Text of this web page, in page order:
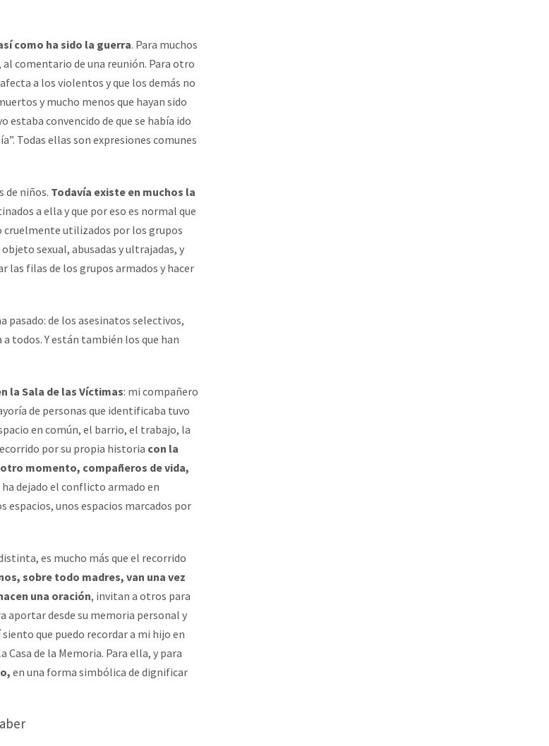
como ha sido la guerra. Para muchos
comentario de una reunión. Para otro
a los violentos y que los demás no
y mucho menos que hayan sido
estaba convencido de que se había ido
Todas ellas son expresiones comunes
de niños. Todavía existe en muchos la
a ella y que por eso es normal que
cruelmente utilizados por los grupos
sexual, abusadas y ultrajadas, y
filas de los grupos armados y hacer
pasado: de los asesinatos selectivos,
todos. Y están también los que han
la Sala de las Víctimas: mi compañero
de personas que identificaba tuvo
en común, el barrio, el trabajo, la
por su propia historia con la
momento, compañeros de vida,
dejado el conflicto armado en
espacios, unos espacios marcados por
es mucho más que el recorrido
sobre todo madres, van una vez
una oración, invitan a otros para
aportar desde su memoria personal y
que puedo recordar a mi hijo en
Casa de la Memoria. Para ella, y para
en una forma simbólica de dignificar